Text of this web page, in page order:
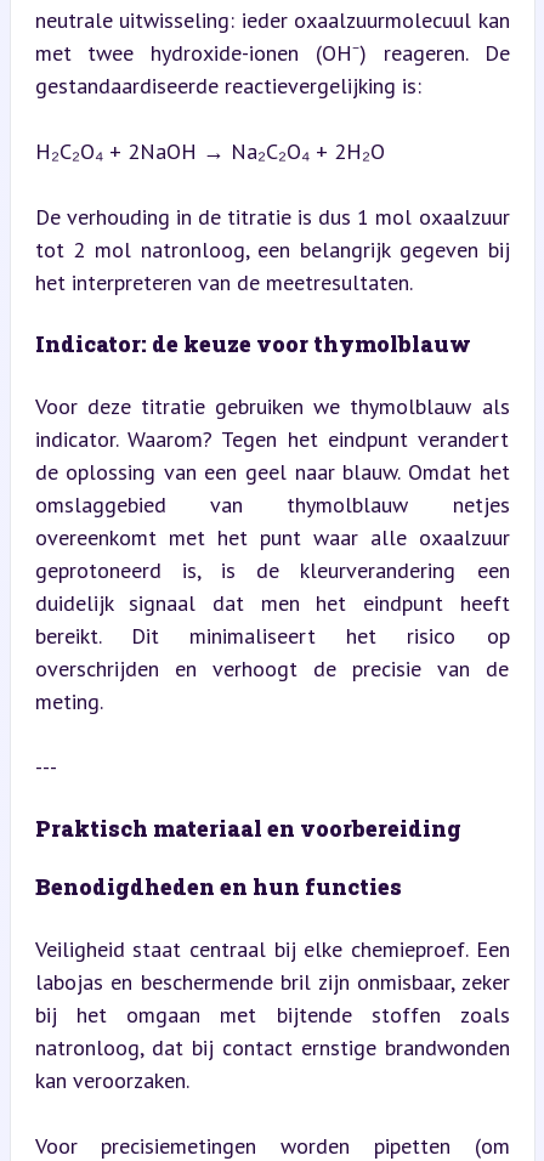
neutrale uitwisseling: ieder oxaalzuurmolecuul kan
met twee hydroxide-ionen (OH⁻) reageren. De
gestandaardiseerde reactievergelijking is:
H₂C₂O₄ + 2NaOH → Na₂C₂O₄ + 2H₂O
De verhouding in de titratie is dus 1 mol oxaalzuur
tot 2 mol natronloog, een belangrijk gegeven bij
het interpreteren van de meetresultaten.
Indicator: de keuze voor thymolblauw
Voor deze titratie gebruiken we thymolblauw als
indicator. Waarom? Tegen het eindpunt verandert
de oplossing van een geel naar blauw. Omdat het
omslaggebied van thymolblauw netjes
overeenkomt met het punt waar alle oxaalzuur
geprotoneerd is, is de kleurverandering een
duidelijk signaal dat men het eindpunt heeft
bereikt. Dit minimaliseert het risico op
overschrijden en verhoogt de precisie van de
meting.
---
Praktisch materiaal en voorbereiding
Benodigdheden en hun functies
Veiligheid staat centraal bij elke chemieproef. Een
labojas en beschermende bril zijn onmisbaar, zeker
bij het omgaan met bijtende stoffen zoals
natronloog, dat bij contact ernstige brandwonden
kan veroorzaken.
Voor precisiemetingen worden pipetten (om